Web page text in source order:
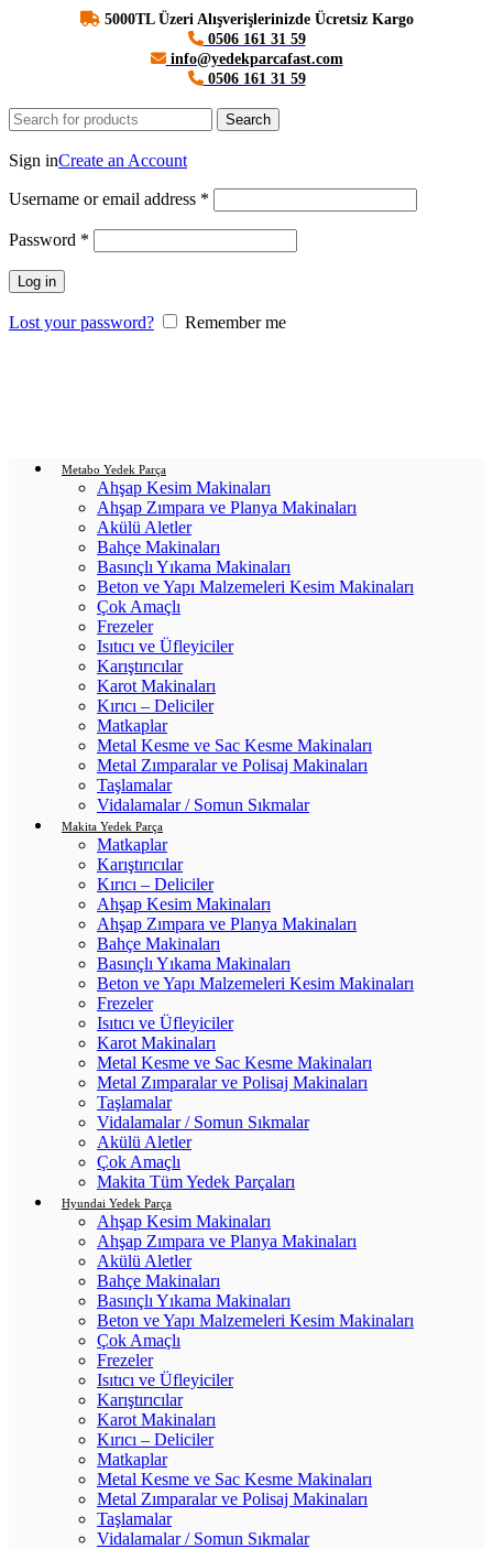
5000TL Üzeri Alışverişlerinizde Ücretsiz Kargo
0506 161 31 59
info@yedekparcafast.com
0506 161 31 59
Search
Sign inCreate an Account
Username or email address *
Password *
Log in
Lost your password?
Remember me
Metabo Yedek Parça
Ahşap Kesim Makinaları
Ahşap Zımpara ve Planya Makinaları
Akülü Aletler
Bahçe Makinaları
Basınçlı Yıkama Makinaları
Beton ve Yapı Malzemeleri Kesim Makinaları
Çok Amaçlı
Frezeler
Isıtıcı ve Üfleyiciler
Karıştırıcılar
Karot Makinaları
Kırıcı – Deliciler
Matkaplar
Metal Kesme ve Sac Kesme Makinaları
Metal Zımparalar ve Polisaj Makinaları
Taşlamalar
Vidalamalar / Somun Sıkmalar
Makita Yedek Parça
Matkaplar
Karıştırıcılar
Kırıcı – Deliciler
Ahşap Kesim Makinaları
Ahşap Zımpara ve Planya Makinaları
Bahçe Makinaları
Basınçlı Yıkama Makinaları
Beton ve Yapı Malzemeleri Kesim Makinaları
Frezeler
Isıtıcı ve Üfleyiciler
Karot Makinaları
Metal Kesme ve Sac Kesme Makinaları
Metal Zımparalar ve Polisaj Makinaları
Taşlamalar
Vidalamalar / Somun Sıkmalar
Akülü Aletler
Çok Amaçlı
Makita Tüm Yedek Parçaları
Hyundai Yedek Parça
Ahşap Kesim Makinaları
Ahşap Zımpara ve Planya Makinaları
Akülü Aletler
Bahçe Makinaları
Basınçlı Yıkama Makinaları
Beton ve Yapı Malzemeleri Kesim Makinaları
Çok Amaçlı
Frezeler
Isıtıcı ve Üfleyiciler
Karıştırıcılar
Karot Makinaları
Kırıcı – Deliciler
Matkaplar
Metal Kesme ve Sac Kesme Makinaları
Metal Zımparalar ve Polisaj Makinaları
Taşlamalar
Vidalamalar / Somun Sıkmalar